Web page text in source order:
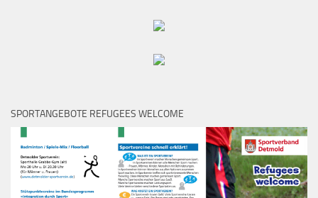
SPORTANGEBOTE REFUGEES WELCOME